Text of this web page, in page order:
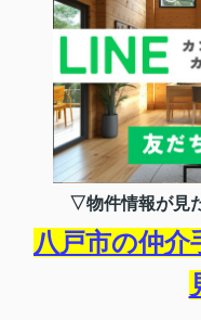
▽物件情報が見
八戸市の仲介